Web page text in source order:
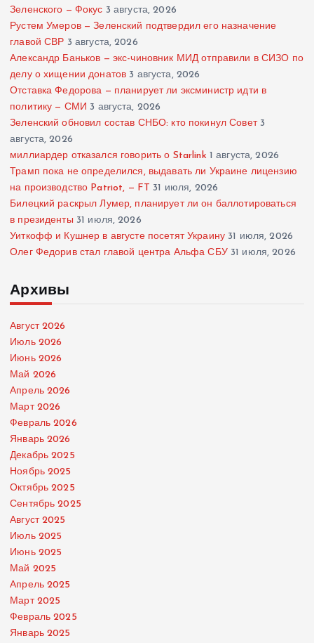
Зеленского — Фокус 3 августа, 2026
Рустем Умеров — Зеленский подтвердил его назначение
главой СВР 3 августа, 2026
Александр Баньков — экс-чиновник МИД отправили в СИЗО по
делу о хищении донатов 3 августа, 2026
Отставка Федорова — планирует ли эксминистр идти в
политику — СМИ 3 августа, 2026
Зеленский обновил состав СНБО: кто покинул Совет 3
августа, 2026
миллиардер отказался говорить о Starlink 1 августа, 2026
Трамп пока не определился, выдавать ли Украине лицензию
на производство Patriot, — FT 31 июля, 2026
Билецкий раскрыл Лумер, планирует ли он баллотироваться
в президенты 31 июля, 2026
Уиткофф и Кушнер в августе посетят Украину 31 июля, 2026
Олег Федорив стал главой центра Альфа СБУ 31 июля, 2026
Архивы
Август 2026
Июль 2026
Июнь 2026
Май 2026
Апрель 2026
Март 2026
Февраль 2026
Январь 2026
Декабрь 2025
Ноябрь 2025
Октябрь 2025
Сентябрь 2025
Август 2025
Июль 2025
Июнь 2025
Май 2025
Апрель 2025
Март 2025
Февраль 2025
Январь 2025